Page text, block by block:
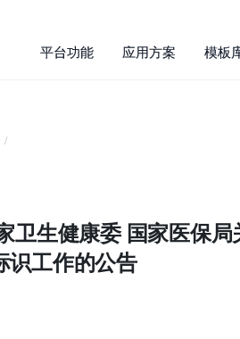
平台功能 应用方案 模板
卫生健康委 国家医保
识工作的公告